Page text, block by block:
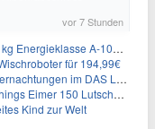
vor 7 Stunden
A-10% 1400 U/Min für 289,97€
für 194,99€
Sports Resort inkl. HP + Wellness ab 174€ p.P.
150 Lutscher für 21,95€
Kind zur Welt